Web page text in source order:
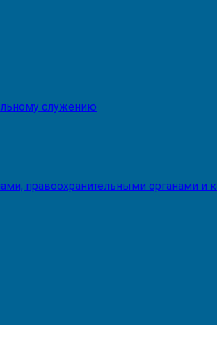
служению
правоохранительными органами и